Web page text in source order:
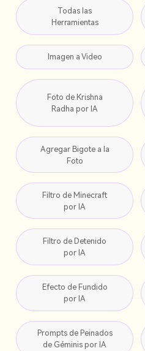
Todas las
Herramientas
Imagen a Video
Foto de Krishna
Radha por IA
Agregar Bigote a la
Foto
Filtro de Minecraft
por IA
Filtro de Detenido
por IA
Efecto de Fundido
por IA
Prompts de Peinados
de Géminis por IA